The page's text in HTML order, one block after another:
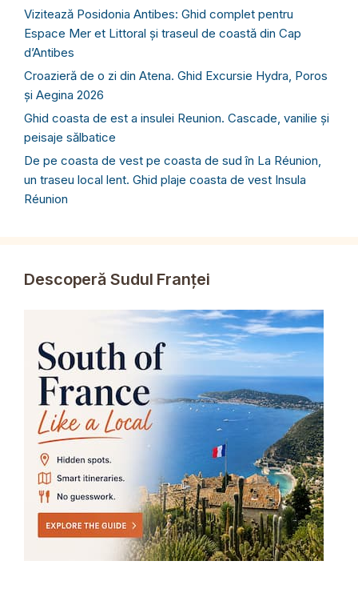
Vizitează Posidonia Antibes: Ghid complet pentru
Espace Mer et Littoral și traseul de coastă din Cap
d’Antibes
Croazieră de o zi din Atena. Ghid Excursie Hydra, Poros
și Aegina 2026
Ghid coasta de est a insulei Reunion. Cascade, vanilie și
peisaje sălbatice
De pe coasta de vest pe coasta de sud în La Réunion,
un traseu local lent. Ghid plaje coasta de vest Insula
Réunion
Descoperă Sudul Franței